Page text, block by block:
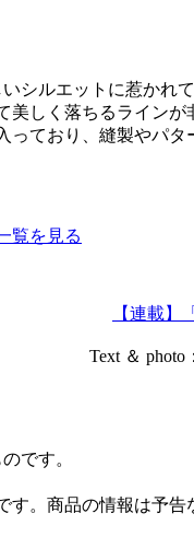
シルエットに惹か
しく落ちるライン
ており、縫製やパ
覧を見る
【連載】
Text ＆ photo
です。
す。商品の情報は予